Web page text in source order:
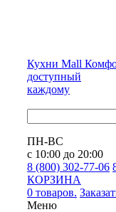
Кухни Mall
доступный
каждому
ПН-ВС
с 10:00 до 20:00
8 (800) 302-77-06
КОРЗИНА
0 товаров.
Меню